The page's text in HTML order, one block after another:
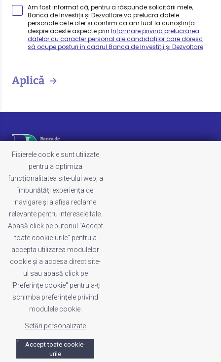
Am fost informat că, pentru a răspunde solicitării mele,
Banca de Investiții și Dezvoltare va prelucra datele
personale ce le ofer și confirm că am luat la cunoștință
despre aceste aspecte prin Informare privind prelucrarea
datelor cu caracter personal ale candidaților care doresc
să ocupe posturi în cadrul Banca de Investiții și Dezvoltare
Aplică
LEGAL
Termeni și condiții
Politica de cookies
Politica de confidențialitate
Whistleblowing
Reclamații
INDEX
Acasă
Despre noi
Fișierele cookie sunt utilizate
pentru a optimiza
funcţionalitatea site-ului web, a
îmbunătăţi experienţa de
navigare şi a afişa reclame
relevante pentru interesele tale.
Apasă click pe butonul "Accept
toate cookie-urile" pentru a
accepta utilizarea modulelor
cookie şi a accesa direct site-
ul sau apasă click pe
"Preferințe cookie" pentru a-ţi
schimba preferinţele privind
modulele cookie.
Setări personalizate
Accept toate cookie-
urile